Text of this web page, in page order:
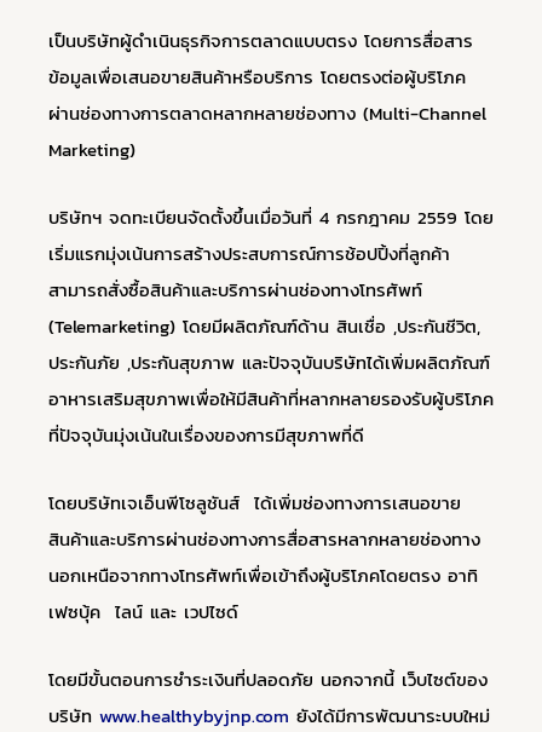
เป็นบริษัทผู้ดำเนินธุรกิจการตลาดแบบตรง โดยการสื่อสาร
ข้อมูลเพื่อเสนอขายสินค้าหรือบริการ โดยตรงต่อผู้บริโภค
ผ่านช่องทางการตลาดหลากหลายช่องทาง (Multi-Channel
Marketing)
บริษัทฯ จดทะเบียนจัดตั้งขึ้นเมื่อวันที่ 4 กรกฎาคม 2559 โดย
เริ่มแรกมุ่งเน้นการสร้างประสบการณ์การช้อปปิ้งที่ลูกค้า
สามารถสั่งซื้อสินค้าและบริการผ่านช่องทางโทรศัพท์
(Telemarketing) โดยมีผลิตภัณฑ์ด้าน สินเชื่อ ,ประกันชีวิต,
ประกันภัย ,ประกันสุขภาพ และปัจจุบันบริษัทได้เพิ่มผลิตภัณฑ์
อาหารเสริมสุขภาพเพื่อให้มีสินค้าที่หลากหลายรองรับผู้บริโภค
ที่ปัจจุบันมุ่งเน้นในเรื่องของการมีสุขภาพที่ดี
โดยบริษัทเจเอ็นพีโซลูชันส์ ได้เพิ่มช่องทางการเสนอขาย
สินค้าและบริการผ่านช่องทางการสื่อสารหลากหลายช่องทาง
นอกเหนือจากทางโทรศัพท์เพื่อเข้าถึงผู้บริโภคโดยตรง อาทิ
เฟซบุ้ค ไลน์ และ เวปไซด์
โดยมีขั้นตอนการชำระเงินที่ปลอดภัย นอกจากนี้ เว็บไซต์ของ
บริษัท www.healthybyjnp.com ยังได้มีการพัฒนาระบบใหม่